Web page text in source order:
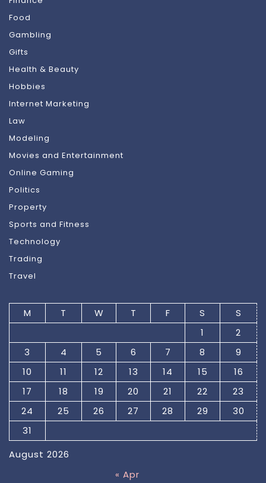
Food
Gambling
Gifts
Health & Beauty
Hobbies
Internet Marketing
Law
Modeling
Movies and Entertainment
Online Gaming
Politics
Property
Sports and Fitness
Technology
Trading
Travel
August 2026
M T W T F S
S
1
2
3
4 5 6 7 8
9
10
11 12 13 14 15
16
17
18 19 20 21 22
23
24
25 26 27 28 29
30
31
« Apr